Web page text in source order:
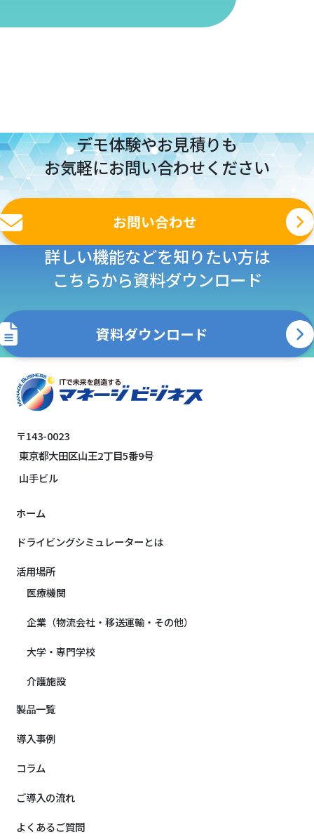
デモ体験やお見積りも
お気軽にお問い合わせください
お問い合わせ
詳しい機能などを知りたい方は
こちらから資料ダウンロード
資料ダウンロード
〒143-0023
東京都大田区山王2丁目5番9号
山手ビル
ホーム
ドライビングシミュレーターとは
活用場所
医療機関
企業（物流会社・移送運輸・その他）
大学・専門学校
介護施設
製品一覧
導入事例
コラム
ご導入の流れ
よくあるご質問